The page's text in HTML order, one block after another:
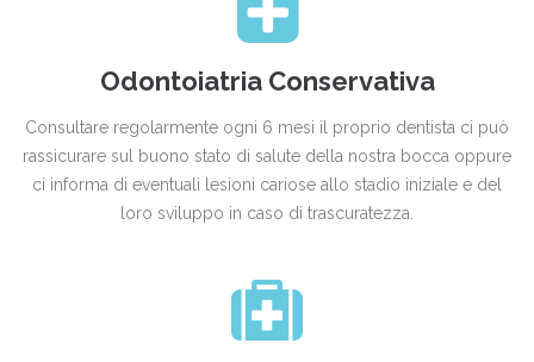
Odontoiatria Conservativa
Consultare regolarmente ogni 6 mesi il proprio dentista ci può
rassicurare sul buono stato di salute della nostra bocca oppure
ci informa di eventuali lesioni cariose allo stadio iniziale e del
loro sviluppo in caso di trascuratezza.